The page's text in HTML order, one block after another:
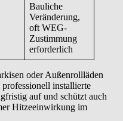
Bauliche
Veränderung,
oft WEG-
Zustimmung
erforderlich
oder Außenrollläden
installierte
auf und schützt auch
Hitzeeinwirkung im